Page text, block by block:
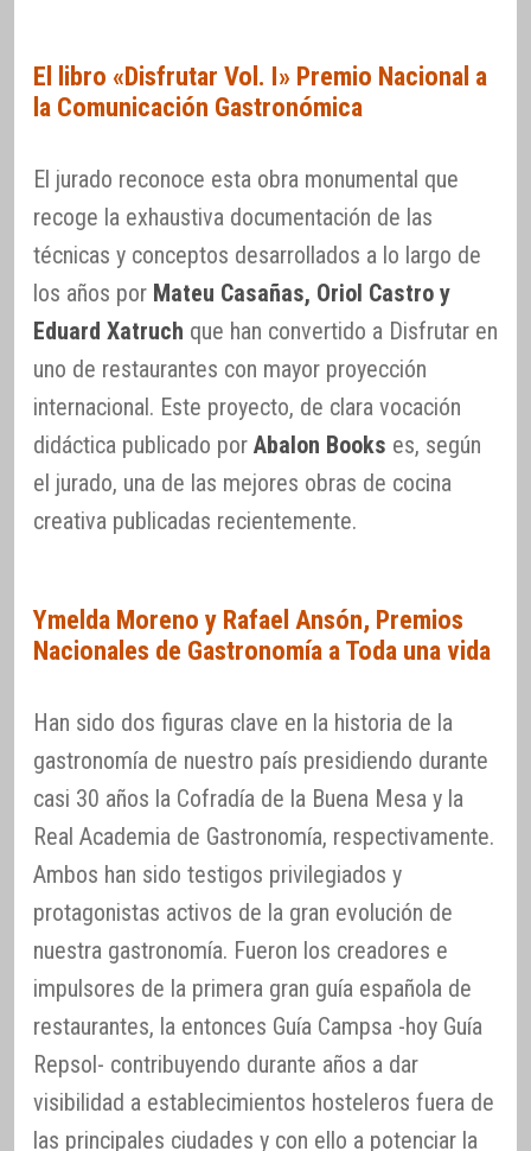
El libro «Disfrutar Vol. I» Premio Nacional a
la Comunicación Gastronómica
El jurado reconoce esta obra monumental que
recoge la exhaustiva documentación de las
técnicas y conceptos desarrollados a lo largo de
los años por Mateu Casañas, Oriol Castro y
Eduard Xatruch que han convertido a Disfrutar en
uno de restaurantes con mayor proyección
internacional. Este proyecto, de clara vocación
didáctica publicado por Abalon Books es, según
el jurado, una de las mejores obras de cocina
creativa publicadas recientemente.
Ymelda Moreno y Rafael Ansón, Premios
Nacionales de Gastronomía a Toda una vida
Han sido dos figuras clave en la historia de la
gastronomía de nuestro país presidiendo durante
casi 30 años la Cofradía de la Buena Mesa y la
Real Academia de Gastronomía, respectivamente.
Ambos han sido testigos privilegiados y
protagonistas activos de la gran evolución de
nuestra gastronomía. Fueron los creadores e
impulsores de la primera gran guía española de
restaurantes, la entonces Guía Campsa -hoy Guía
Repsol- contribuyendo durante años a dar
visibilidad a establecimientos hosteleros fuera de
las principales ciudades y con ello a potenciar la